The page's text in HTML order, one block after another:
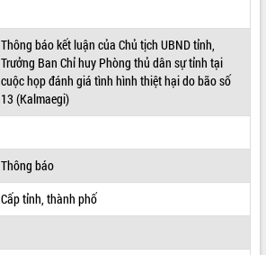
Thông báo kết luận của Chủ tịch UBND tỉnh,
Trưởng Ban Chỉ huy Phòng thủ dân sự tỉnh tại
cuộc họp đánh giá tình hình thiệt hại do bão số
13 (Kalmaegi)
Thông báo
Cấp tỉnh, thành phố